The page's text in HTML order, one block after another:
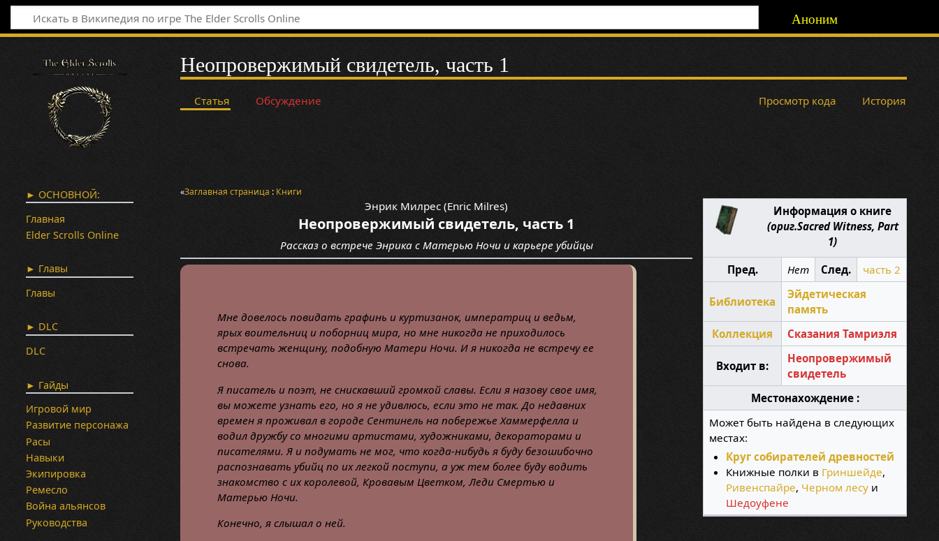
Аноним
Неопровержимый свидетель, часть 1
Статья Обсуждение Просмотр кода История
«Заглавная страница : Книги
Информация о книге
(ориг.Sacred Witness, Part
1)
Пред.
Нет След. часть 2
Библиотека
Эйдетическая
память
Коллекция
Сказания Тамриэля
Входит в:
Неопровержимый
свидетель
Местонахождение :
Может быть найдена в следующих
местах:
Круг собирателей древностей
Книжные полки в Гриншейде,
Ривенспайре, Черном лесу и
Шедоуфене
Энрик Милрес (Enric Milres)
Неопровержимый свидетель, часть 1
Рассказ о встрече Энрика с Матерью Ночи и карьере убийцы
Мне довелось повидать графинь и куртизанок, императриц и ведьм,
ярых воительниц и поборниц мира, но мне никогда не приходилось
встречать женщину, подобную Матери Ночи. И я никогда не встречу ее
снова.
Я писатель и поэт, не снискавший громкой славы. Если я назову свое имя,
вы можете узнать его, но я не удивлюсь, если это не так. До недавних
времен я проживал в городе Сентинель на побережье Хаммерфелла и
водил дружбу со многими артистами, художниками, декораторами и
писателями. Я и подумать не мог, что когда-нибудь я буду безошибочно
распознавать убийц по их легкой поступи, а уж тем более буду водить
знакомство с их королевой, Кровавым Цветком, Леди Смертью и
Матерью Ночи.
Конечно, я слышал о ней.
► ОСНОВНОЙ:
Главная
Elder Scrolls Online
► Главы
Главы
► DLC
DLC
► Гайды
Игровой мир
Развитие персонажа
Расы
Навыки
Экипировка
Ремесло
Война альянсов
Руководства